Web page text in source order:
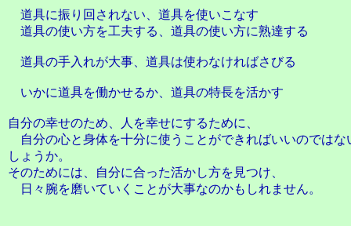
道具に振り回されない、道具を使いこなす
道具の使い方を工夫する、道具の使い方に熟達する
道具の手入れが大事、道具は使わなければさびる
いかに道具を働かせるか、道具の特長を活かす
自分の幸せのため、人を幸せにするために、
自分の心と身体を十分に使うことができればいいのではな
しょうか。
そのためには、自分に合った活かし方を見つけ、
日々腕を磨いていくことが大事なのかもしれません。